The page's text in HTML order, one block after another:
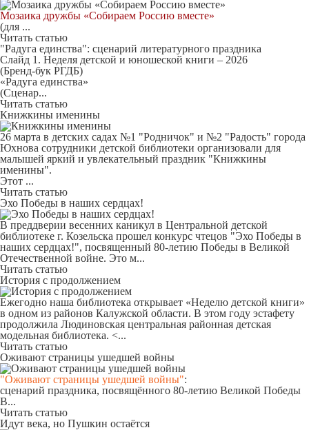
Мозаика дружбы «Собираем Россию вместе»
(для ...
Читать статью
"Радуга единства": сценарий литературного праздника
Слайд 1. Неделя детской и юношеской книги – 2026
(Бренд-бук РГДБ)
«Радуга единства»
(Сценар...
Читать статью
Книжкины именины
26 марта в детских садах №1 "Родничок" и №2 "Радость" города
Юхнова сотрудники детской библиотеки организовали для
малышей яркий и увлекательный праздник "Книжкины
именины".
Этот ...
Читать статью
Эхо Победы в наших сердцах!
В преддверии весенних каникул в Центральной детской
библиотеке г. Козельска прошел конкурс чтецов "Эхо Победы в
наших сердцах!", посвященный 80-летию Победы в Великой
Отечественной войне. Это м...
Читать статью
История с продолжением
Ежегодно наша библиотека открывает «Неделю детской книги»
в одном из районов Калужской области. В этом году эстафету
продолжила Людиновская центральная районная детская
модельная библиотека. <...
Читать статью
Оживают страницы ушедшей войны
"Оживают страницы ушедшей войны":
сценарий праздника, посвящённого 80-летию Великой Победы
В...
Читать статью
Идут века, но Пушкин остаётся